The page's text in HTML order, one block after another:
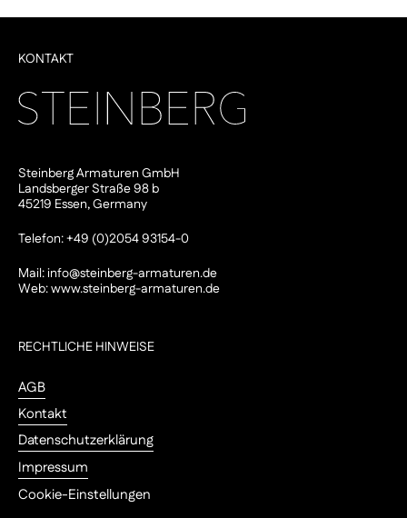
KONTAKT
Steinberg Armaturen GmbH
Landsberger Straße 98 b
45219 Essen, Germany
Telefon: +49 (0)2054 93154-0
Mail:info@steinberg-armaturen.de
Web:www.steinberg-armaturen.de
RECHTLICHE HINWEISE
AGB
Kontakt
Datenschutzerklärung
Impressum
Cookie-Einstellungen